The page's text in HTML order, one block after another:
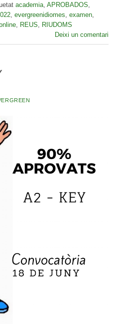
academia APROBADOS
evergreenidiomes examen
REUS
RIUDOMS
Deixi un comentari